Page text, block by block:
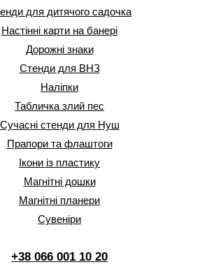
для дитячого садочка
Настінні карти на банері
Дорожні знаки
Стенди для ВНЗ
Наліпки
Табличка злий пес
Сучасні стенди для Нуш
Прапори та флаштоги
Ікони із пластику
Магнітні дошки
Магнітні планери
Сувеніри
+38 066 001 10 20